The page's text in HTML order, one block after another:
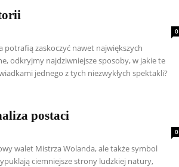
0
zaskoczyć nawet największych
odkryjmy najdziwniejsze sposoby, w jakie te
jednego z tych niezwykłych spektakli?
postaci
0
walet Mistrza Wolanda, ale także symbol
ciemniejsze strony ludzkiej natury,